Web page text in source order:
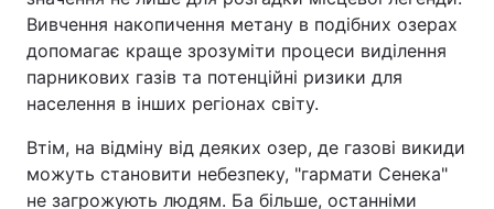
Вивчення накопичення метану в подібних озерах
допомагає краще зрозуміти процеси виділення
парникових газів та потенційні ризики для
населення в інших регіонах світу.
Втім, на відміну від деяких озер, де газові викиди
можуть становити небезпеку, "гармати Сенека"
не загрожують людям. Ба більше, останніми